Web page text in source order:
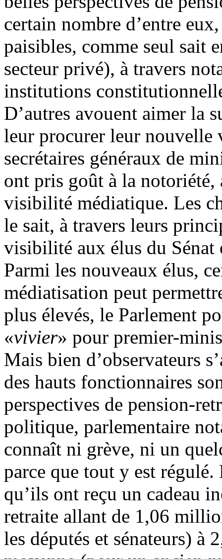
certain nombre d’entre
paisibles, comme seul sait
secteur privé), à travers
institutions
D’autres avouent aimer la
leur procurer leur nouvelle
secrétaires généraux de
ont pris goût à la notoriété,
visibilité médiatique. Les
le sait, à travers leurs
visibilité aux élus du Sénat
Parmi les nouveaux élus,
médiatisation peut
plus élevés, le Parlement
«vivier» pour premier-
Mais bien d’observateurs
des hauts fonctionnaires
perspectives de pension-
politique, parlementaire
connaît ni grève, ni un
parce que tout y est
qu’ils ont reçu un cadeau
retraite allant de 1,06
les députés et sénateurs) à